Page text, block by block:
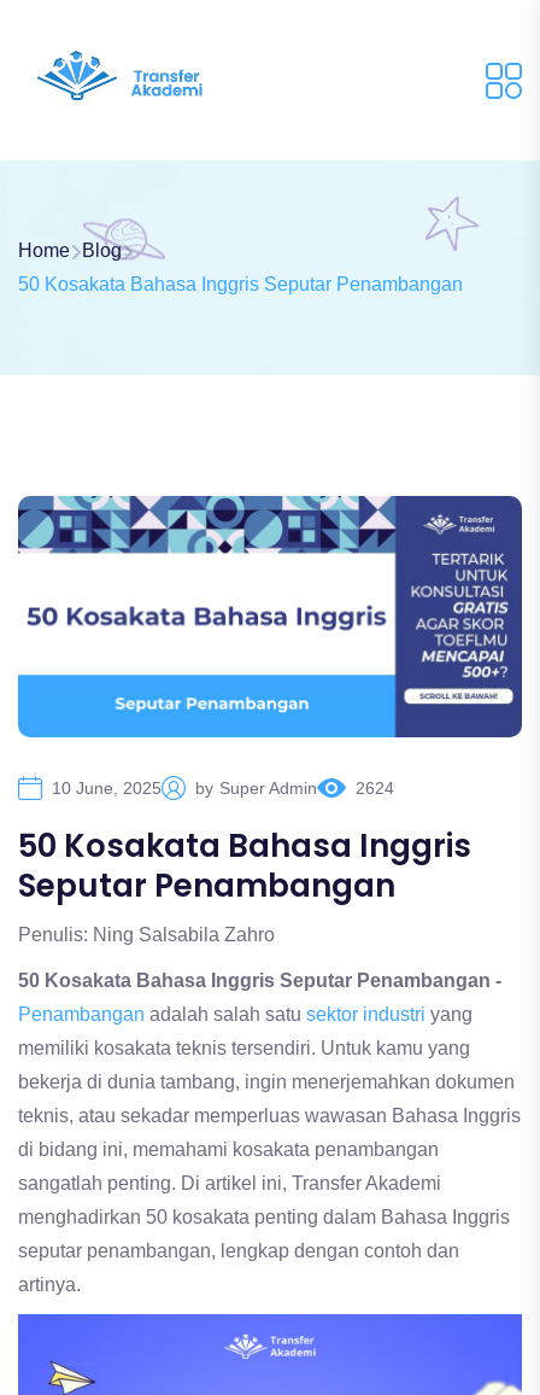
Home
Blog
50 Kosakata Bahasa Inggris Seputar Penambangan
10 June, 2025 by Super Admin 2624
50 Kosakata Bahasa Inggris
Seputar Penambangan
Penulis: Ning Salsabila Zahro
50 Kosakata Bahasa Inggris Seputar Penambangan -
Penambangan adalah salah satu sektor industri yang
memiliki kosakata teknis tersendiri. Untuk kamu yang
bekerja di dunia tambang, ingin menerjemahkan dokumen
teknis, atau sekadar memperluas wawasan Bahasa Inggris
di bidang ini, memahami kosakata penambangan
sangatlah penting. Di artikel ini, Transfer Akademi
menghadirkan 50 kosakata penting dalam Bahasa Inggris
seputar penambangan, lengkap dengan contoh dan
artinya.